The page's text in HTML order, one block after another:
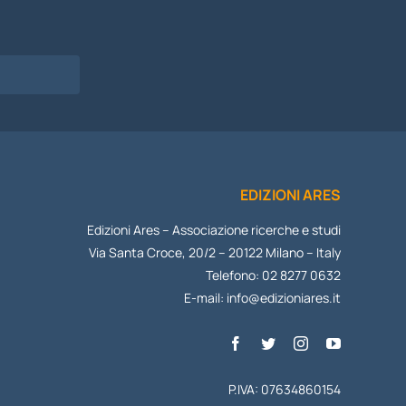
EDIZIONI ARES
Edizioni Ares – Associazione ricerche e studi
Via Santa Croce, 20/2 – 20122 Milano – Italy
Telefono: 02 8277 0632
E-mail: info@edizioniares.it
P.IVA: 07634860154